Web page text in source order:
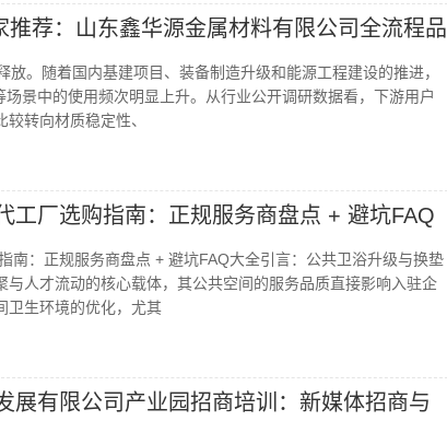
推荐：山东鑫华源金属材料有限公司全流程品
。随着国内基建项目、装备制造升级和能源工程建设的推进，
景中的使用频次明显上升。从行业公开调研数据看，下游用户
转向材质稳定性、
工厂选购指南：正规服务商盘点 + 避坑FAQ
南：正规服务商盘点 + 避坑FAQ大全引言：公共卫浴升级与换垫
人才流动的核心载体，其公共空间的服务品质直接影响入驻企
卫生环境的优化，尤其
展有限公司产业园招商培训：新媒体招商与